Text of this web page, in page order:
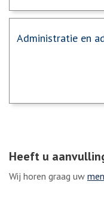
Administratie en
Heeft u
Wij horen graag uw